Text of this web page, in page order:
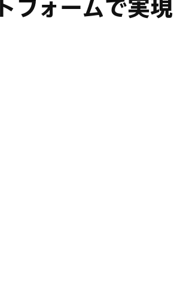
フォームで実現